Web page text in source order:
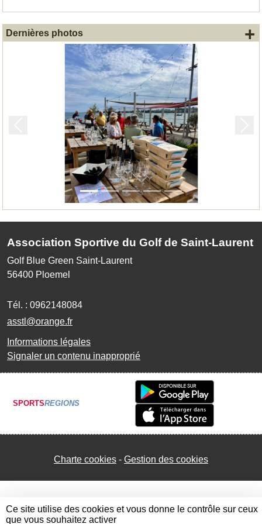
Dernières photos +
Association Sportive du Golf de Saint-Laurent
Golf Blue Green Saint-Laurent
56400 Ploemel
Tél. : 0962148084
asstl@orange.fr
Informations légales
Signaler un contenu inapproprié
SPORTSREGIONS
Charte cookies Gestion des cookies
Ce site utilise des cookies et vous donne le contrôle sur ceux
que vous souhaitez activer